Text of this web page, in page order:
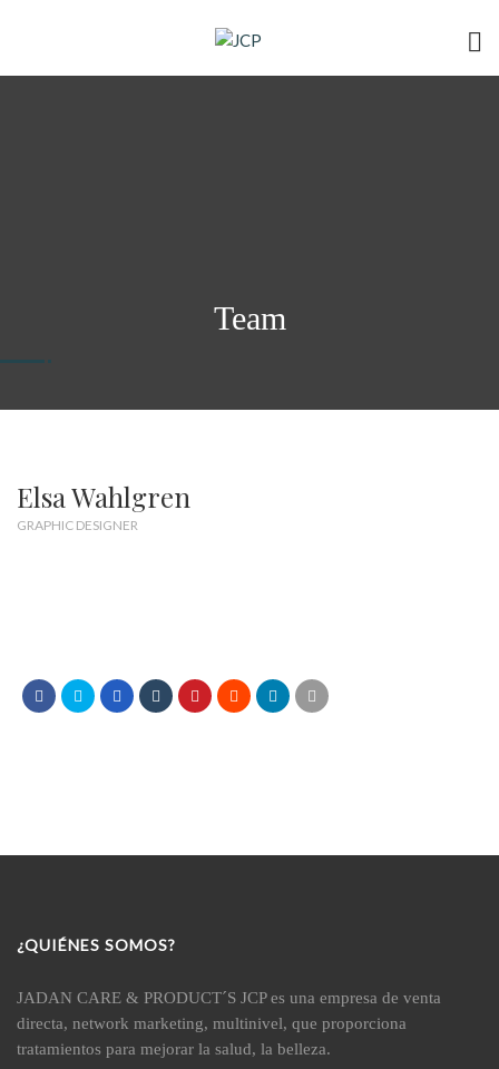
Team
Elsa Wahlgren
GRAPHIC DESIGNER
¿QUIÉNES SOMOS?
JADAN CARE & PRODUCT´S JCP es una empresa de venta
directa, network marketing, multinivel, que proporciona
tratamientos para mejorar la salud, la belleza.